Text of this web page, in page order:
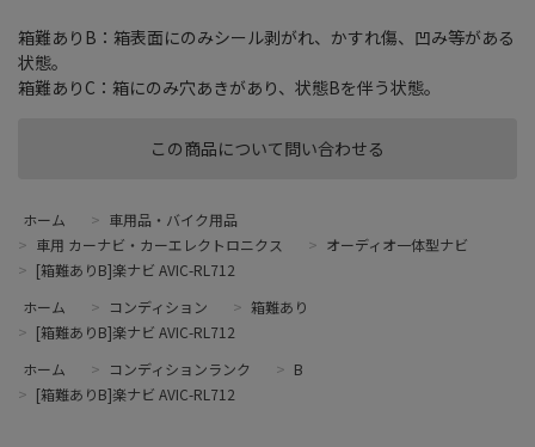
この商品について問い合わせる
箱難ありB：箱表面にのみシール剥がれ、かすれ傷、凹み等がある
状態。
箱難ありC：箱にのみ穴あきがあり、状態Bを伴う状態。
ホーム > 車用品・バイク用品
> 車用 カーナビ・カーエレクトロニクス > オーディオ一体型ナビ
> [箱難ありB]楽ナビ AVIC-RL712
ホーム
> コンディション > 箱難あり
> [箱難ありB]楽ナビ AVIC-RL712
ホーム
> コンディションランク > B
> [箱難ありB]楽ナビ AVIC-RL712